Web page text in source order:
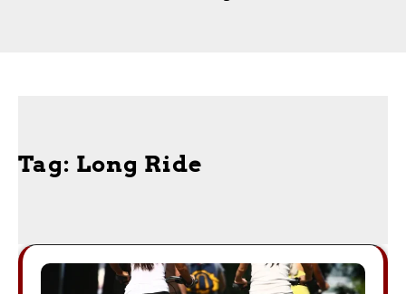
Tag: Long Ride